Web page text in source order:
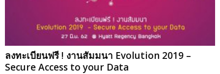
ลงทะเบียนฟรี ! งานสัมมนา Evolution 2019 –
Secure Access to your Data